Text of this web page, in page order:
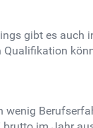
gibt es auch